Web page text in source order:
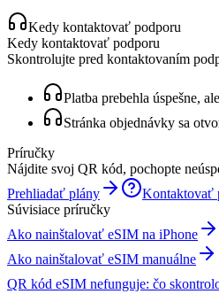
Kedy kontaktovať podporu
Kedy kontaktovať podporu
Skontrolujte pred kontaktovaním
Platba prebehla úspešne,
Stránka objednávky sa
Príručky
Nájdite svoj QR kód, pochopte
Prehliadať plány
Kontaktovať
Súvisiace príručky
Ako nainštalovať eSIM na iPhone
Ako nainštalovať eSIM manuálne
QR kód eSIM nefunguje: čo